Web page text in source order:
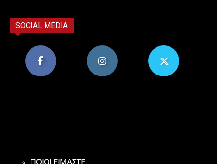
SOCIAL MEDIA
ΠΟΙΟΙ ΕΙΜΑΣΤΕ